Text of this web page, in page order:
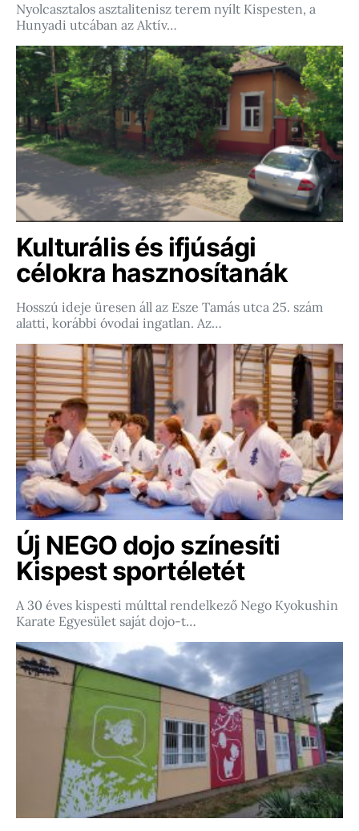
Nyolcasztalos asztalitenisz terem nyílt Kispesten, a
Hunyadi utcában az Aktív…
Kulturális és ifjúsági
célokra hasznosítanák
Hosszú ideje üresen áll az Esze Tamás utca 25. szám
alatti, korábbi óvodai ingatlan. Az…
Új NEGO dojo színesíti
Kispest sportéletét
A 30 éves kispesti múlttal rendelkező Nego Kyokushin
Karate Egyesület saját dojo-t…